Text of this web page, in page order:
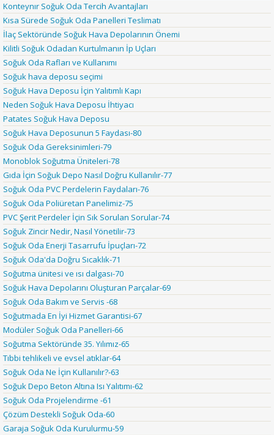
Konteynır Soğuk Oda Tercih Avantajları
Kısa Sürede Soğuk Oda Panelleri Teslimatı
İlaç Sektöründe Soğuk Hava Depolarının Önemi
Kilitli Soğuk Odadan Kurtulmanın İp Uçları
Soğuk Oda Rafları ve Kullanımı
Soğuk hava deposu seçimi
Soğuk Hava Deposu İçin Yalıtımlı Kapı
Neden Soğuk Hava Deposu İhtiyacı
Patates Soğuk Hava Deposu
Soğuk Hava Deposunun 5 Faydası-80
Soğuk Oda Gereksinimleri-79
Monoblok Soğutma Üniteleri-78
Gıda İçin Soğuk Depo Nasıl Doğru Kullanılır-77
Soğuk Oda PVC Perdelerin Faydaları-76
Soğuk Oda Poliüretan Panelimiz-75
PVC Şerit Perdeler İçin Sık Sorulan Sorular-74
Soğuk Zincir Nedir, Nasıl Yönetilir-73
Soğuk Oda Enerji Tasarrufu İpuçları-72
Soğuk Oda'da Doğru Sıcaklık-71
Soğutma ünitesi ve ısı dalgası-70
Soğuk Hava Depolarını Oluşturan Parçalar-69
Soğuk Oda Bakım ve Servis -68
Soğutmada En İyi Hizmet Garantisi-67
Modüler Soğuk Oda Panelleri-66
Soğutma Sektöründe 35. Yılımız-65
Tıbbi tehlikeli ve evsel atıklar-64
Soğuk Oda Ne İçin Kullanılır?-63
Soğuk Depo Beton Altına Isı Yalıtımı-62
Soğuk Oda Projelendirme -61
Çözüm Destekli Soğuk Oda-60
Garaja Soğuk Oda Kurulurmu-59